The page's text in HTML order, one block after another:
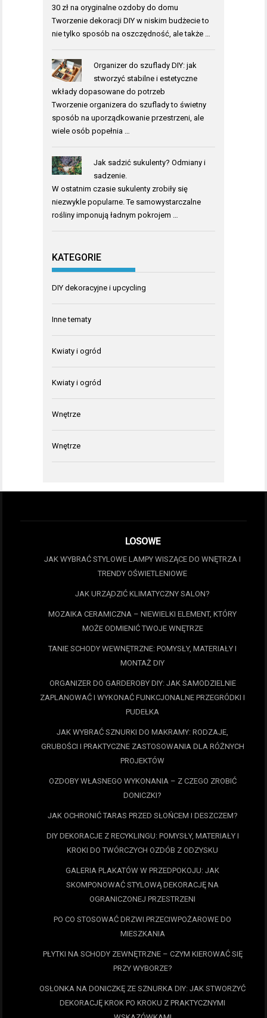
30 zł na oryginalne ozdoby do domu
Tworzenie dekoracji DIY w niskim budżecie to
nie tylko sposób na oszczędność, ale także …
Organizer do szuflady DIY: jak
stworzyć stabilne i estetyczne
wkłady dopasowane do potrzeb
Tworzenie organizera do szuflady to świetny
sposób na uporządkowanie przestrzeni, ale
wiele osób popełnia …
Jak sadzić sukulenty? Odmiany i
sadzenie.
W ostatnim czasie sukulenty zrobiły się
niezwykle popularne. Te samowystarczalne
rośliny imponują ładnym pokrojem …
KATEGORIE
DIY dekoracyjne i upcycling
Inne tematy
Kwiaty i ogród
Kwiaty i ogród
Wnętrze
Wnętrze
LOSOWE
JAK WYBRAĆ STYLOWE LAMPY WISZĄCE DO WNĘTRZA I
TRENDY OŚWIETLENIOWE
JAK URZĄDZIĆ KLIMATYCZNY SALON?
MOZAIKA CERAMICZNA – NIEWIELKI ELEMENT, KTÓRY
MOŻE ODMIENIĆ TWOJE WNĘTRZE
TANIE SCHODY WEWNĘTRZNE: POMYSŁY, MATERIAŁY I
MONTAŻ DIY
ORGANIZER DO GARDEROBY DIY: JAK SAMODZIELNIE
ZAPLANOWAĆ I WYKONAĆ FUNKCJONALNE PRZEGRÓDKI I
PUDEŁKA
JAK WYBRAĆ SZNURKI DO MAKRAMY: RODZAJE,
GRUBOŚCI I PRAKTYCZNE ZASTOSOWANIA DLA RÓŻNYCH
PROJEKTÓW
OZDOBY WŁASNEGO WYKONANIA – Z CZEGO ZROBIĆ
DONICZKI?
JAK OCHRONIĆ TARAS PRZED SŁOŃCEM I DESZCZEM?
DIY DEKORACJE Z RECYKLINGU: POMYSŁY, MATERIAŁY I
KROKI DO TWÓRCZYCH OZDÓB Z ODZYSKU
GALERIA PLAKATÓW W PRZEDPOKOJU: JAK
SKOMPONOWAĆ STYLOWĄ DEKORACJĘ NA
OGRANICZONEJ PRZESTRZENI
PO CO STOSOWAĆ DRZWI PRZECIWPOŻAROWE DO
MIESZKANIA
PŁYTKI NA SCHODY ZEWNĘTRZNE – CZYM KIEROWAĆ SIĘ
PRZY WYBORZE?
OSŁONKA NA DONICZKĘ ZE SZNURKA DIY: JAK STWORZYĆ
DEKORACJĘ KROK PO KROKU Z PRAKTYCZNYMI